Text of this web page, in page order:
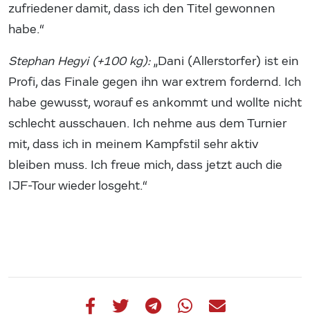
zufriedener damit, dass ich den Titel gewonnen
habe.“
Stephan Hegyi (+100 kg):„Dani (Allerstorfer) ist ein
Profi, das Finale gegen ihn war extrem fordernd. Ich
habe gewusst, worauf es ankommt und wollte nicht
schlecht ausschauen. Ich nehme aus dem Turnier
mit, dass ich in meinem Kampfstil sehr aktiv
bleiben muss. Ich freue mich, dass jetzt auch die
IJF-Tour wieder losgeht.“